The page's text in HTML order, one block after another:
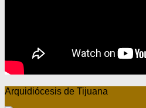
Arquidiócesis de Tijuana